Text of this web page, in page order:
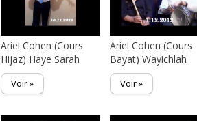
Ariel Cohen (Cours
Hijaz) Haye Sarah
Voir »
Ariel Cohen (Cours
Bayat) Wayichlah
Voir »